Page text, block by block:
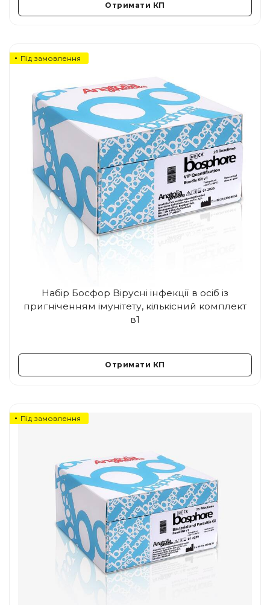
Отримати КП
Під замовлення
Набір Босфор Вірусні інфекції в осіб із
пригніченням імунітету, кількісний комплект
в1
Отримати КП
Під замовлення